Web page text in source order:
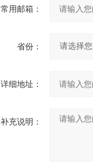
常用邮箱：
省份：
详细地址：
补充说明：